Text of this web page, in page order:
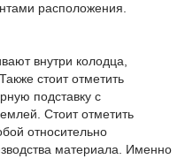
расположения.
внутри колодца,
стоит отметить
подставку с
Стоит отметить
относительно
материала. Именно